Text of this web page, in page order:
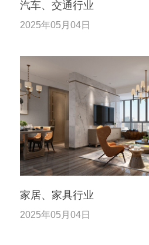
汽车、交通行业
2025年05月04日
家居、家具行业
2025年05月04日